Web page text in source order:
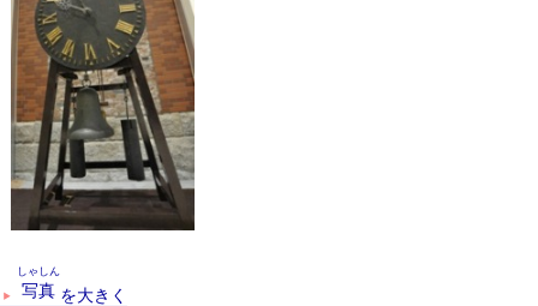
写真
しゃしん
を大きく